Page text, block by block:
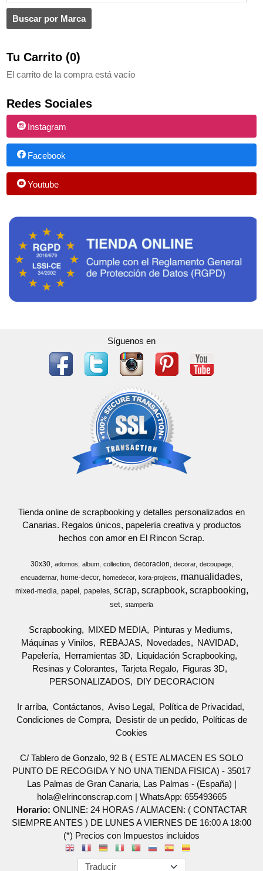
Tu Carrito (0)
El carrito de la compra está vacío
Redes Sociales
Instagram
Facebook
Youtube
Síguenos en
Tienda online de scrapbooking y detalles personalizados en
Canarias. Regalos únicos, papelería creativa y productos
hechos con amor en El Rincon Scrap.
30x30 adornos album collection decoracion decorar
decoupage
encuadernar
home-decor homedecor kora-projects manualidades
mixed-media papel papeles scrap scrapbook scrapbooking
set stamperia
Scrapbooking MIXED MEDIA
Pinturas y Mediums
Máquinas y Vinilos
REBAJAS Novedades
NAVIDAD
Papelería
Herramientas 3D
Liquidación Scrapbooking
Resinas y Colorantes
Tarjeta Regalo
Figuras 3D
PERSONALIZADOS
DIY DECORACION
Ir arriba Contáctanos Aviso Legal
Política de Privacidad
Condiciones de Compra
Desistir de un pedido
Políticas de
Cookies
C/ Tablero de Gonzalo, 92 B ( ESTE ALMACEN ES SOLO
PUNTO DE RECOGIDA Y NO UNA TIENDA FISICA) - 35017
Las Palmas de Gran Canaria, Las Palmas - (España) |
hola@elrinconscrap.com | WhatsApp: 655493665
Horario: ONLINE: 24 HORAS / ALMACEN: ( CONTACTAR
SIEMPRE ANTES ) DE LUNES A VIERNES DE 16:00 A 18:00
(*) Precios con Impuestos incluidos